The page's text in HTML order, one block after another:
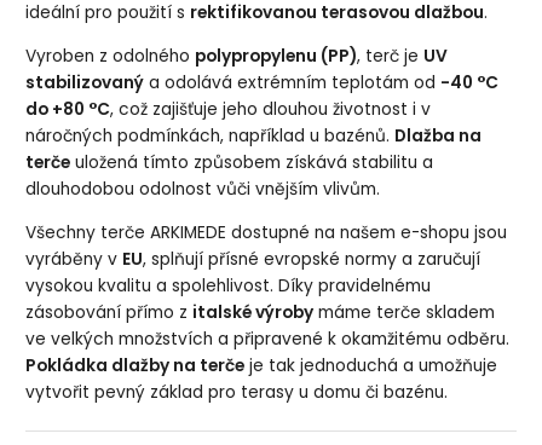
ideální pro použití s rektifikovanou terasovou dlažbou.
Vyroben z odolného polypropylenu (PP), terč je UV
stabilizovaný a odolává extrémním teplotám od -40 °C
do +80 °C, což zajišťuje jeho dlouhou životnost i v
náročných podmínkách, například u bazénů. Dlažba na
terče uložená tímto způsobem získává stabilitu a
dlouhodobou odolnost vůči vnějším vlivům.
Všechny terče ARKIMEDE dostupné na našem e-shopu jsou
vyráběny v EU, splňují přísné evropské normy a zaručují
vysokou kvalitu a spolehlivost. Díky pravidelnému
zásobování přímo z italské výroby máme terče skladem
ve velkých množstvích a připravené k okamžitému odběru.
Pokládka dlažby na terče je tak jednoduchá a umožňuje
vytvořit pevný základ pro terasy u domu či bazénu.